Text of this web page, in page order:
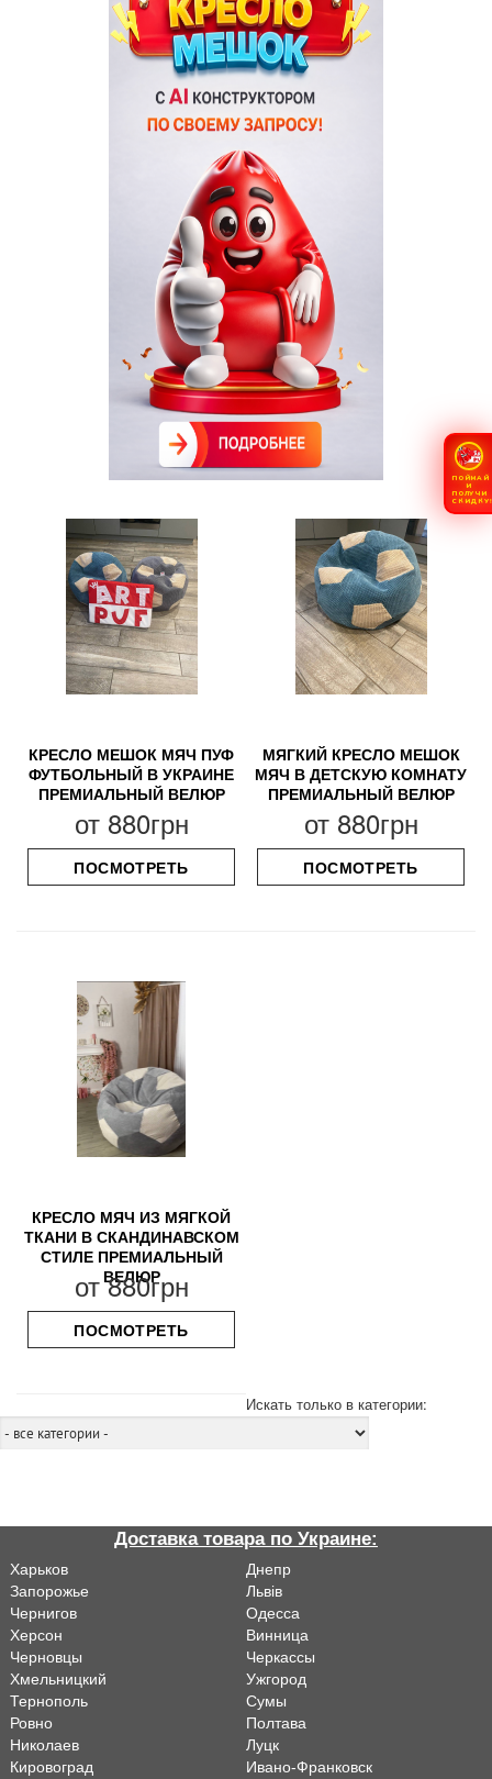
КРЕСЛО МЕШОК МЯЧ ПУФ
ФУТБОЛЬНЫЙ В УКРАИНЕ
ПРЕМИАЛЬНЫЙ ВЕЛЮР
от 880грн
ПОСМОТРЕТЬ
МЯГКИЙ КРЕСЛО МЕШОК
МЯЧ В ДЕТСКУЮ КОМНАТУ
ПРЕМИАЛЬНЫЙ ВЕЛЮР
от 880грн
ПОСМОТРЕТЬ
КРЕСЛО МЯЧ ИЗ МЯГКОЙ
ТКАНИ В СКАНДИНАВСКОМ
СТИЛЕ ПРЕМИАЛЬНЫЙ
ВЕЛЮР
от880грн
ПОСМОТРЕТЬ
Искать только в категории:
Доставка товара по Украине:
Харьков
Днепр
Запорожье
Львiв
Чернигов
Одесса
Херсон
Винница
Черновцы
Черкассы
Хмельницкий
Ужгород
Тернополь
Сумы
Ровно
Полтава
Николаев
Луцк
Кировоград
Ивано-Франковск
ПОЙМАЙ
И
ПОЛУЧИ
СКИДКУ!